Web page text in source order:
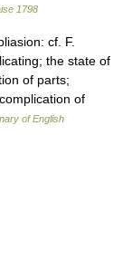
1798
cf. F.
the state of
of parts;
of
of English